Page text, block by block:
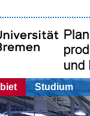
Studium